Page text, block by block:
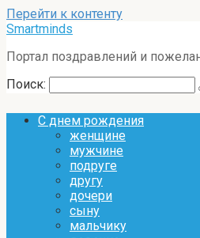
Перейти к контенту
Smartminds
Портал поздравлений и
Поиск:
С днем рождения
женщине
мужчине
подруге
другу
дочери
сыну
мальчику